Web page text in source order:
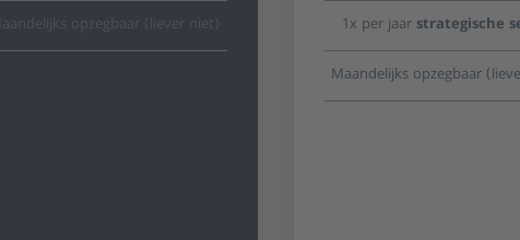
Maandelijks opzegbaar (liever niet) 1x per jaar strategische
Maandelijks opzegbaar